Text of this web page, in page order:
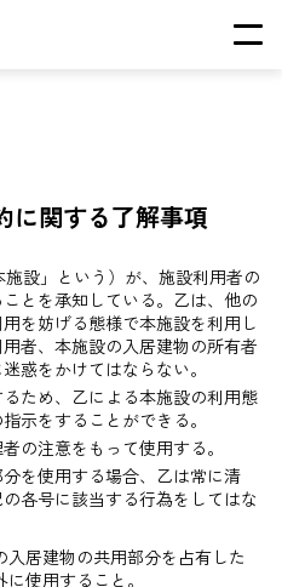
ビス
設一覧
ース
ント
情報
合わせ
に関する了解事項
設」という）が、施設利用者の
とを承知している。乙は、他の
を妨げる態様で本施設を利用し
者、本施設の入居建物の所有者
惑をかけてはならない。
ため、乙による本施設の利用態
示をすることができる。
の注意をもって使用する。
を使用する場合、乙は常に清
各号に該当する行為をしてはな
入居建物の共用部分を占有した
使用すること。